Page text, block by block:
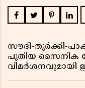
സൗദി-തുർക്കി-
പുതിയ സൈനിക
വിമർശനവുമായി